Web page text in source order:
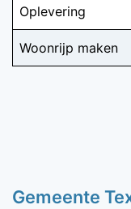
Oplevering
Woonrijp maken
Gemeente